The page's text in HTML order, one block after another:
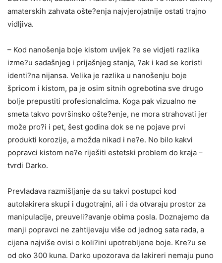
amaterskih zahvata ošte?enja najvjerojatnije ostati trajno
vidljiva.
– Kod nanošenja boje kistom uvijek ?e se vidjeti razlika
izme?u sadašnjeg i prijašnjeg stanja, ?ak i kad se koristi
identi?na nijansa. Velika je razlika u nanošenju boje
špricom i kistom, pa je osim sitnih ogrebotina sve drugo
bolje prepustiti profesionalcima. Koga pak vizualno ne
smeta takvo površinsko ošte?enje, ne mora strahovati jer
može pro?i i pet, šest godina dok se ne pojave prvi
produkti korozije, a možda nikad i ne?e. No bilo kakvi
popravci kistom ne?e riješiti estetski problem do kraja –
tvrdi Darko.
Prevladava razmišljanje da su takvi postupci kod
autolakirera skupi i dugotrajni, ali i da otvaraju prostor za
manipulacije, preuveli?avanje obima posla. Doznajemo da
manji popravci ne zahtijevaju više od jednog sata rada, a
cijena najviše ovisi o koli?ini upotrebljene boje. Kre?u se
od oko 300 kuna. Darko upozorava da lakireri nemaju puno